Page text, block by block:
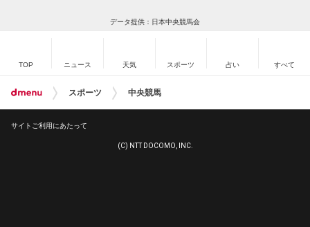
データ提供：日本中央競馬会
TOP ニュース 天気 スポーツ 占い すべて
スポーツ 中央競馬
サイトご利用にあたって
(C) NTT DOCOMO, INC.